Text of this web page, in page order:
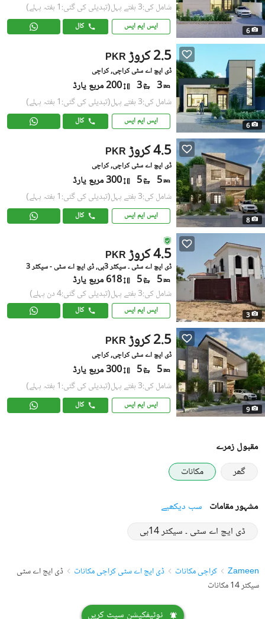
6
شامل کی:3 ہفتے پہل (تبدیلی کی گئی:1 ہفتہ پہلے)
ایس ایم ایس کال
6
PKR 2.5 کروڑ
ڈی ایچ اے سٹی کراچی, کراچی
3
3 200 مربع یارڈ
شامل کی:3 ہفتے پہل (تبدیلی کی گئی:1 ہفتہ پہلے)
ایس ایم ایس کال
8
PKR 4.5 کروڑ
ڈی ایچ اے سٹی کراچی, کراچی
5
5 300 مربع یارڈ
شامل کی:3 ہفتے پہل (تبدیلی کی گئی:1 ہفتہ پہلے)
ایس ایم ایس کال
3
PKR 4.5 کروڑ
ڈی ایچ اے سٹی ۔ سیکٹر 3بی, ڈی ایچ اے سٹی - سیکٹر 3
5
5 618 مربع یارڈ
شامل کی:3 ہفتے پہل (تبدیلی کی گئی:4 دن پہلے)
ایس ایم ایس کال
9
PKR 2.5 کروڑ
ڈی ایچ اے سٹی کراچی, کراچی
5
5 300 مربع یارڈ
شامل کی:3 ہفتے پہل (تبدیلی کی گئی:1 ہفتہ پہلے)
ایس ایم ایس کال
مقبول زمرے
گھر
مکانات
مشہور مقامات سب دیکھیے
ڈی ایچ اے سٹی ۔ سیکٹر 14بی
Zameen کراچی مکانات ڈی ایچ اے سٹی کراچی مکانات
ڈی ایچ اے سٹی
سیکٹر 14 مکانات
نوٹیفکیشن سیٹ کریں